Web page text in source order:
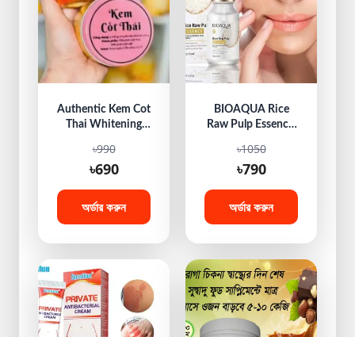
Authentic Kem Cot
Thai Whitening
৳990
৳690
অর্ডার করুন
BIOAQUA Rice
Raw Pulp Essence,
৳1050
৳790
অর্ডার করুন